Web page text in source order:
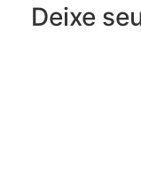
Deixe